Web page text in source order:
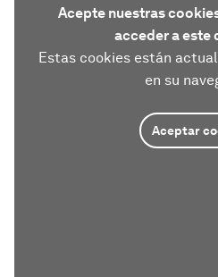
Acepte nuestras
acceder a este
Estas cookies están
en su
Aceptar